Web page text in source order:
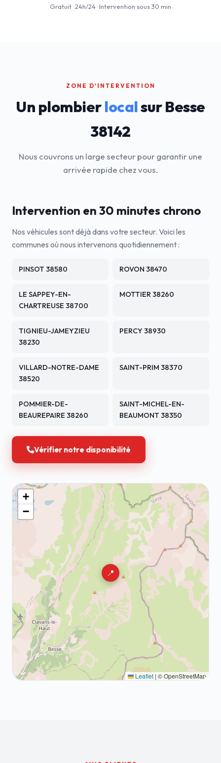
Gratuit · 24h/24 · Intervention sous 30 min
ZONE D'INTERVENTION
Un plombierlocalsur Besse
38142
Nous couvrons un large secteur pour garantir une
arrivée rapide chez vous.
Intervention en 30 minutes chrono
Nos véhicules sont déjà dans votre secteur. Voici les
communes où nous intervenons quotidiennement :
PINSOT 38580 ROVON 38470
LE SAPPEY-EN-
CHARTREUSE 38700
MOTTIER 38260
TIGNIEU-JAMEYZIEU
38230
PERCY 38930
VILLARD-NOTRE-DAME
38520
SAINT-PRIM 38370
POMMIER-DE-
BEAUREPAIRE 38260
SAINT-MICHEL-EN-
BEAUMONT 38350
Vérifier notre disponibilité
📍
+
−
Leaflet | © OpenStreetMap